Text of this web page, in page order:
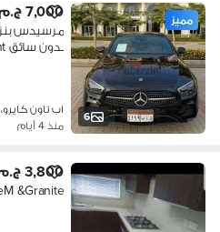
6
مميز 7,000 ج.م
بدون سائق Marsedes for rent
اب تاون
منذ 4 أيام
3,800 ج.م
&Granite